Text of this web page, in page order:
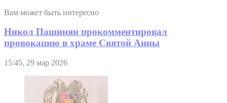
Вам может быть интересно
Никол Пашинян прокомментировал
провокацию в храме Святой Анны
15:45, 29 мар 2026